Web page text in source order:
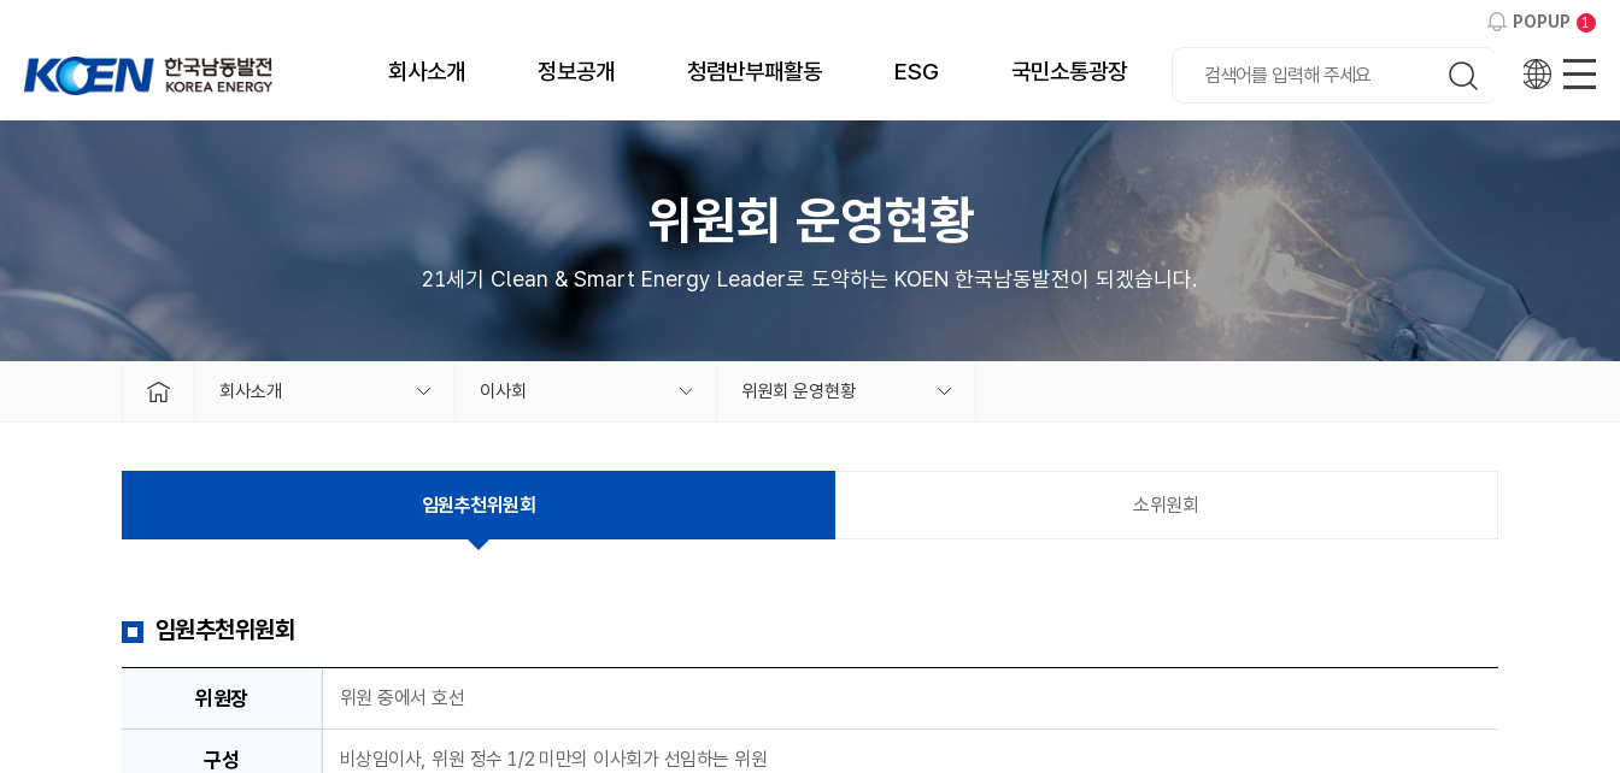
POPUP 1
회사소개 정보공개 청렴반부패활동 ESG 국민소통광장 검색하기
Eng
사
위원회 운영현황
21세기 Clean & Smart Energy Leader로 도약하는 KOEN 한국남동발전이 되겠습니다.
회사소개 이사회 위원회 운영현황
임원추천위원회 소위원회
임원추천위원회
위원장 위원 중에서 호선
구성 비상임이사, 위원 정수 1/2 미만의 이사회가 선임하는 위원